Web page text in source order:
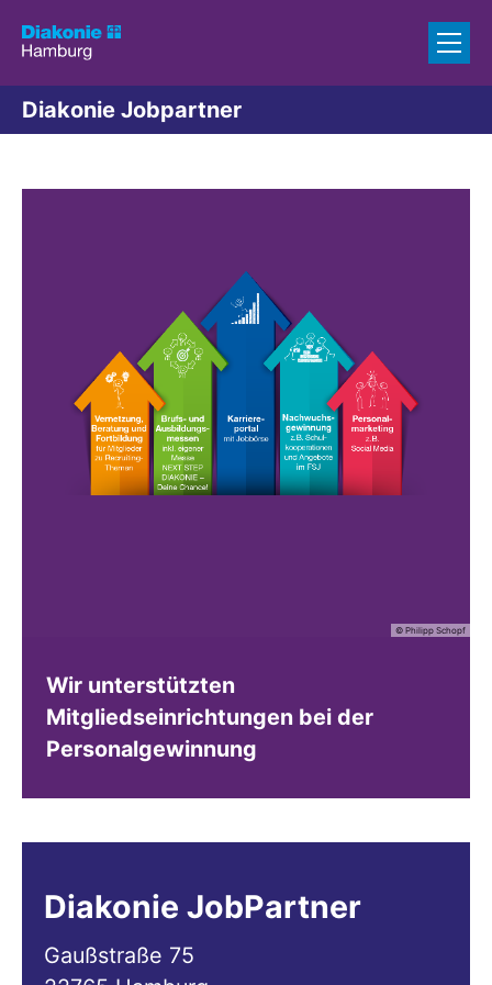
Diakonie Jobpartner
© Philipp Schopf
Wir unterstützten
Mitgliedseinrichtungen bei der
Personalgewinnung
Diakonie JobPartner
Gaußstraße 75